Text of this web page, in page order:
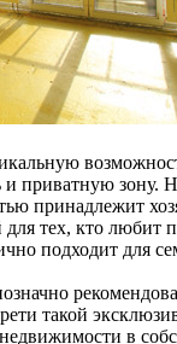
приватную зону.
принадлежит
тех, кто
подходит для
такой
в